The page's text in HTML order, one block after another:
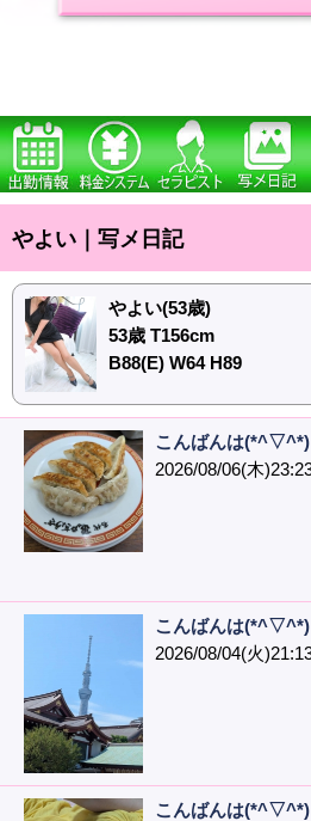
やよい｜写メ日記
やよい(53歳)
53歳 T156cm
B88(E) W64 H89
こんばんは(*^▽^*)
2026/08/06(木
こんばんは(*^▽^*)
2026/08/04(火
こんばんは(*^▽^*)